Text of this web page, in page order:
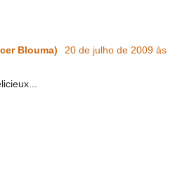
Blouma)
20 de julho de 2009 às